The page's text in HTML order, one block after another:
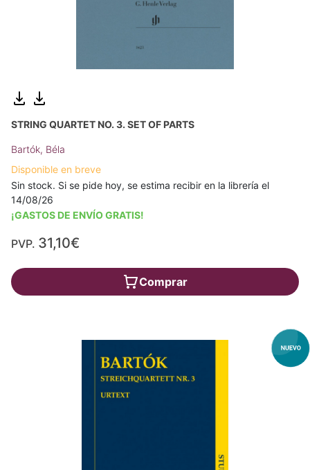
STRING QUARTET NO. 3. SET OF PARTS
Bartók, Béla
Disponible en breve
Sin stock. Si se pide hoy, se estima recibir en la librería el
14/08/26
¡GASTOS DE ENVÍO GRATIS!
PVP. 31,10€
Comprar